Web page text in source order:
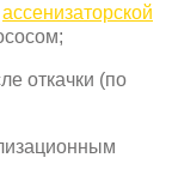
ассенизаторской
откачки (по